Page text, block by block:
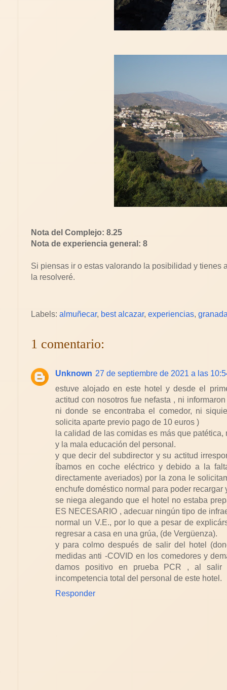
Nota del Complejo: 8.25
Nota de experiencia general: 8
Si piensas ir o estas valorando la posibilidad y tienes
la resolveré.
Labels: almuñecar, best alcazar, experiencias,
1 comentario:
Unknown 27 de septiembre de 2021 a las
estuve alojado en este hotel y desde el
actitud con nosotros fue nefasta , ni
ni donde se encontraba el comedor, ni
solicita aparte previo pago de 10 euros )
la calidad de las comidas es más que
y la mala educación del personal.
y que decir del subdirector y su actitud
íbamos en coche eléctrico y debido a la
directamente averiados) por la zona le
enchufe doméstico normal para poder
se niega alegando que el hotel no estaba
ES NECESARIO , adecuar ningún tipo de
normal un V.E., por lo que a pesar de
regresar a casa en una grúa, (de Vergüenza).
y para colmo después de salir del hotel
medidas anti -COVID en los comedores y
damos positivo en prueba PCR , al
incompetencia total del personal de este hotel.
Responder